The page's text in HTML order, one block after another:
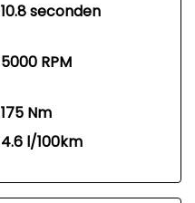
10.8 seconden
5000 RPM
175 Nm
4.6 l/100km